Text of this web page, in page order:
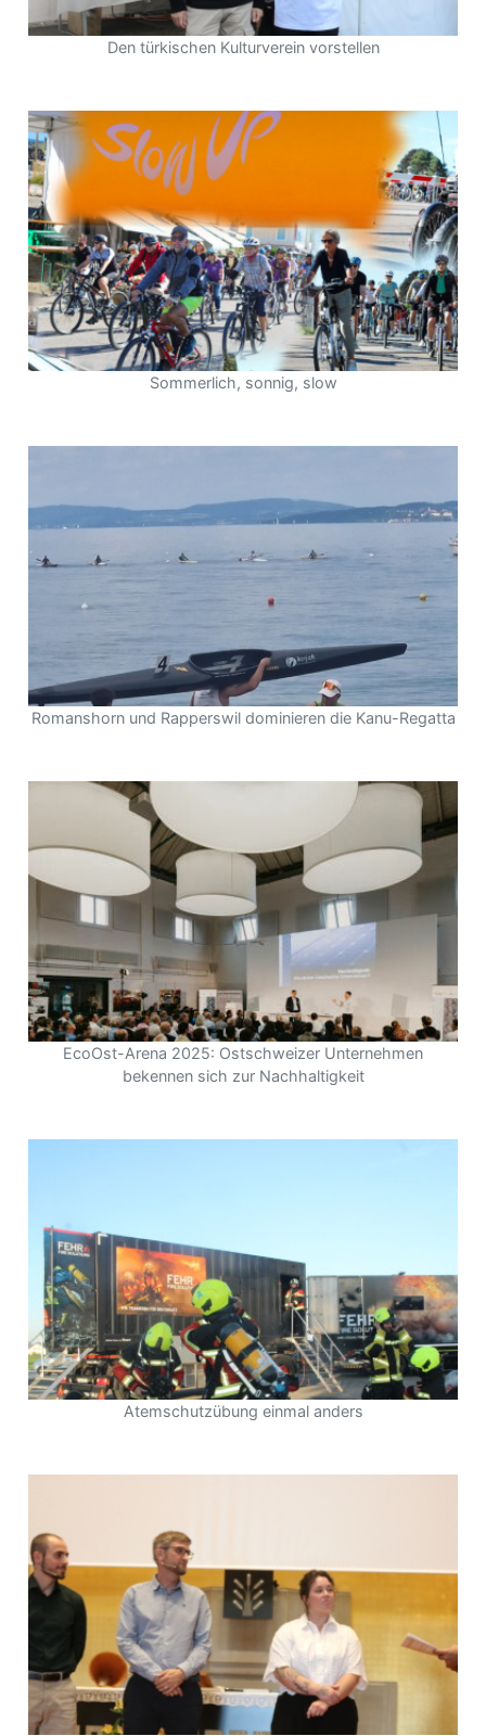
Den türkischen Kulturverein vorstellen
Sommerlich, sonnig, slow
Romanshorn und Rapperswil dominieren die Kanu-Regatta
EcoOst-Arena 2025: Ostschweizer Unternehmen
bekennen sich zur Nachhaltigkeit
Atemschutzübung einmal anders